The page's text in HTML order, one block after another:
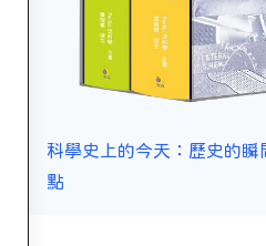
科學史上的今天：歷史的
點